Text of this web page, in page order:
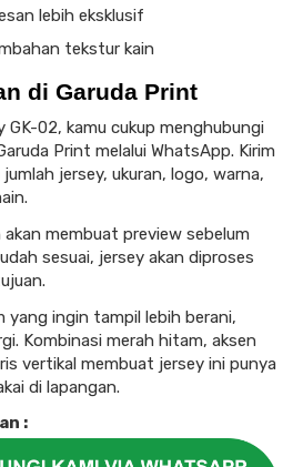
lebih eksklusif
tekstur kain
di Garuda Print
GK-02, kamu cukup menghubungi
Print melalui WhatsApp. Kirim
jersey, ukuran, logo, warna,
membuat preview sebelum
sesuai, jersey akan diproses
yang ingin tampil lebih berani,
Kombinasi merah hitam, aksen
vertikal membuat jersey ini punya
di lapangan.
: